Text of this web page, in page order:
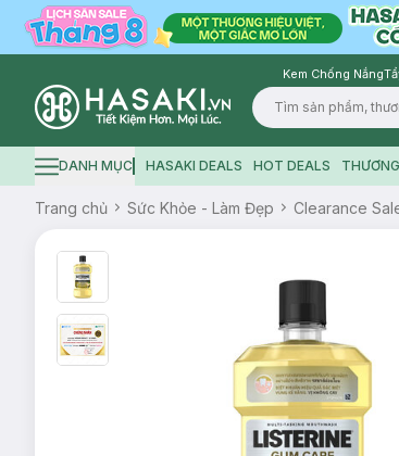
Kem Chống Nắng
Logo
Hamburger icon
DANH MỤC HASAKI DEALS HOT DEALS
Trang chủ Sức Khỏe - Làm Đẹp Clearance